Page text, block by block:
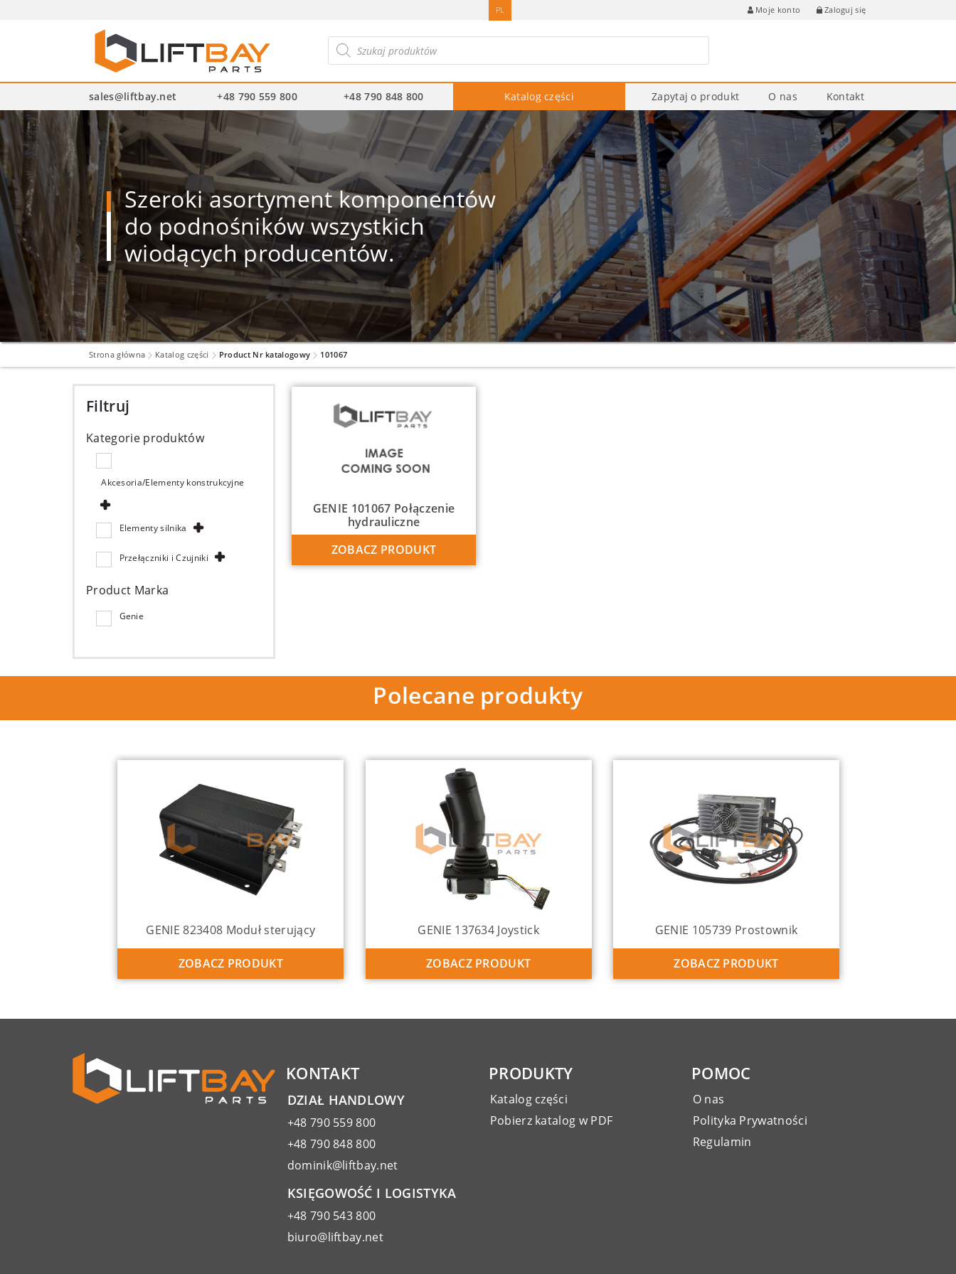
PL Moje konto Zaloguj się
produktów
sales@liftbay.net +48 790 559 800 +48 790 848 800 Katalog części Zapytaj o produkt O nas Kontakt
Szeroki asortyment komponentów
do podnośników wszystkich
wiodących producentów.
Strona główna Katalog części Product Nr katalogowy 101067
Filtruj
Kategorie produktów
Akcesoria/Elementy konstrukcyjne
Elementy silnika
Przełączniki i Czujniki
Product Marka
Genie
GENIE 101067 Połączenie
hydrauliczne
ZOBACZ PRODUKT
Polecane produkty
GENIE 823408 Moduł sterujący
ZOBACZ PRODUKT
GENIE 137634 Joystick
ZOBACZ PRODUKT
GENIE 105739 Prostownik
ZOBACZ PRODUKT
KONTAKT
DZIAŁ HANDLOWY
+48 790 559 800
+48 790 848 800
dominik@liftbay.net
KSIĘGOWOŚĆ I LOGISTYKA
+48 790 543 800
biuro@liftbay.net
PRODUKTY
Katalog części
Pobierz katalog w PDF
POMOC
O nas
Polityka Prywatności
Regulamin